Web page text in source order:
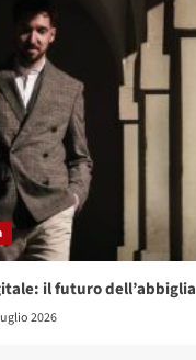
il futuro
2026